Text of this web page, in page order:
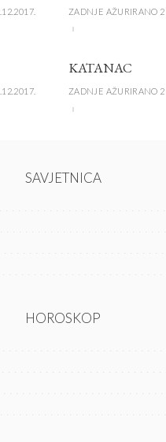
ZADNJE AŽURIRANO
KATANAC
ZADNJE AŽURIRANO
SAVJETNICA
HOROSKOP